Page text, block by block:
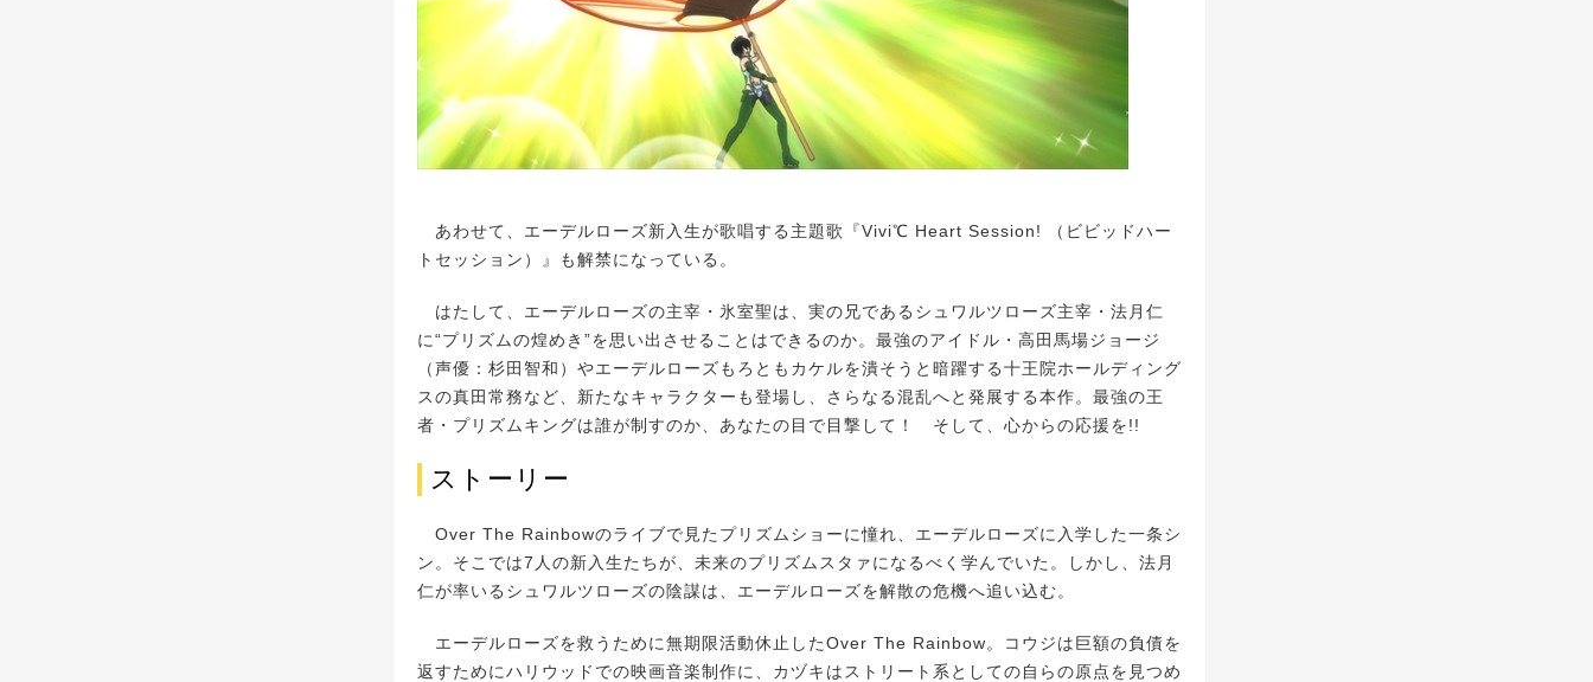
あわせて、エーデルローズ新入生が歌唱する主題歌『Vivi℃ Heart Session! （ビビッドハー
トセッション）』も解禁になっている。
はたして、エーデルローズの主宰・氷室聖は、実の兄であるシュワルツローズ主宰・法月仁
に“プリズムの煌めき”を思い出させることはできるのか。最強のアイドル・高田馬場ジョージ
（声優：杉田智和）やエーデルローズもろともカケルを潰そうと暗躍する十王院ホールディング
スの真田常務など、新たなキャラクターも登場し、さらなる混乱へと発展する本作。最強の王
者・プリズムキングは誰が制すのか、あなたの目で目撃して！ そして、心からの応援を!!
ストーリー
Over The Rainbowのライブで⾒たプリズムショーに憧れ、エーデルローズに⼊学した⼀条シ
ン。そこでは7⼈の新⼊⽣たちが、未来のプリズムスタァになるべく学んでいた。しかし、法⽉
仁が率いるシュワルツローズの陰謀は、エーデルローズを解散の危機へ追い込む。
エーデルローズを救うために無期限活動休⽌したOver The Rainbow。コウジは巨額の負債を
返すためにハリウッドでの映画⾳楽制作に、カヅキはストリート系としての⾃らの原点を⾒つめ